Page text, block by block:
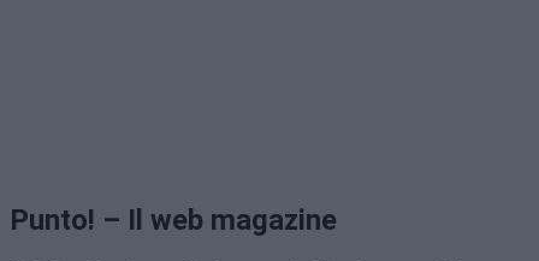
Punto! – Il web magazine